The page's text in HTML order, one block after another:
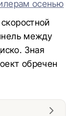
осенью
между
Зная
обречен